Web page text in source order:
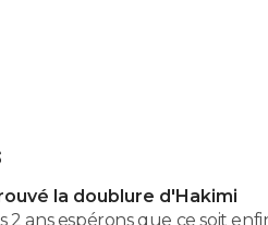
la doublure d'Hakimi
enfin son